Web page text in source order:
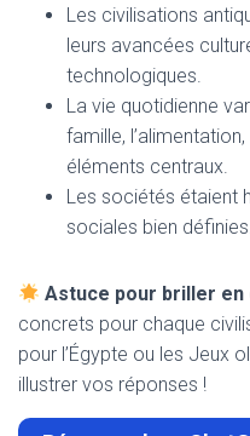
Les civilisations
leurs avancées
technologiques.
La vie quotidienne
famille,
éléments centraux.
Les sociétés étaient
sociales bien
Astuce pour briller en
concrets pour chaque
pour l’Égypte ou les Jeux
illustrer vos réponses !